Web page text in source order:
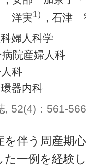
洋実1） , 石津
婦人科学
院産婦人科
科
器内科
, 52(4)：561-
伴う周産期
一例を経験